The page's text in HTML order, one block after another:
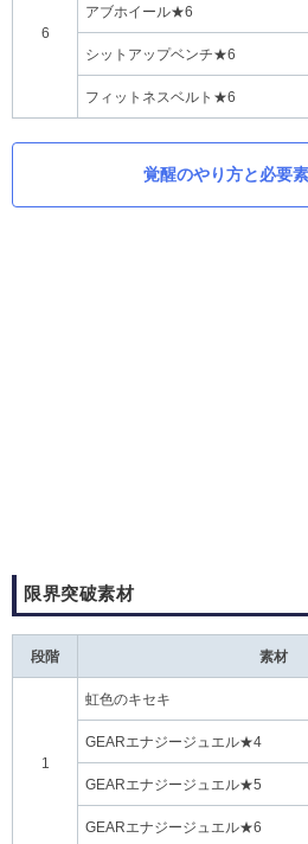
6
アブホイール★6
シットアップベンチ★6
フィットネスベルト★6
覚醒のやり方と必要
限界突破素材
段階 素材
1
虹色のキセキ
GEARエナジージュエル★4
GEARエナジージュエル★5
GEARエナジージュエル★6